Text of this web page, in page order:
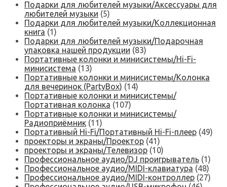
Подарки для любителей музыки/Аксессуары для
любителей музыки (5)
Подарки для любителей музыки/Коллекционная
книга (1)
Подарки для любителей музыки/Подарочная
упаковка нашей продукции (83)
Портативные колонки и минисистемы/Hi-Fi-
минисистема (13)
Портативные колонки и минисистемы/Колонка
для вечеринок (PartyBox) (14)
Портативные колонки и минисистемы/
Портативная колонка (107)
Портативные колонки и минисистемы/
Радиоприёмник (11)
Портативный Hi-Fi/Портативный Hi-Fi-плеер (49)
проекторы и экраны/Проектор (41)
проекторы и экраны/Телевизор (10)
Профессиональное аудио/DJ проигрыватель (1)
Профессиональное аудио/MIDI-клавиатура (48)
Профессиональное аудио/MIDI-контроллер (27)